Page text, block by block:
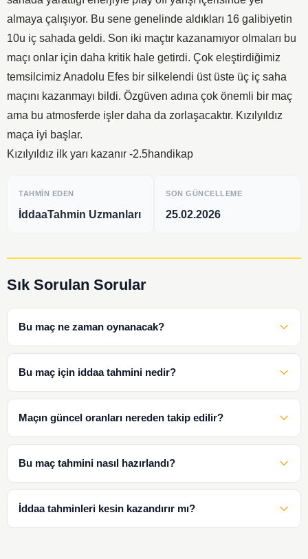
almaya çalışıyor. Bu sene genelinde aldıkları 16 galibiyetin
10u iç sahada geldi. Son iki maçtır kazanamıyor olmaları bu
maçı onlar için daha kritik hale getirdi. Çok eleştirdiğimiz
temsilcimiz Anadolu Efes bir silkelendi üst üste üç iç saha
maçını kazanmayı bildi. Özgüven adına çok önemli bir maç
ama bu atmosferde işler daha da zorlaşacaktır. Kızılyıldız
maça iyi başlar.
Kızılyıldız ilk yarı kazanır -2.5handikap
TAHMIN EDEN
İddaaTahmin Uzmanları
SON GÜNCELLEME
25.02.2026
Sık Sorulan Sorular
Bu maç ne zaman oynanacak?
Bu maç için iddaa tahmini nedir?
Maçın güncel oranları nereden takip edilir?
Bu maç tahmini nasıl hazırlandı?
İddaa tahminleri kesin kazandırır mı?